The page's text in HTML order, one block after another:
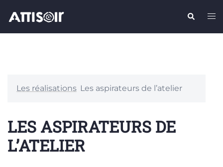
au
contenu
Les réalisations Les aspirateurs de l’atelier
LES ASPIRATEURS DE
L’ATELIER